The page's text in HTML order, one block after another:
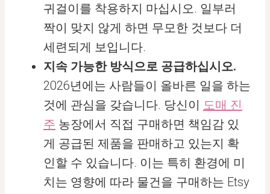
귀걸이를 착용하지 마십시오. 일부러
짝이 맞지 않게 하면 무모한 것보다 더
세련되게 보입니다.
지속 가능한 방식으로 공급하십시오.
2026년에는 사람들이 올바른 일을 하는
것에 관심을 갖습니다. 당신이 도매 진
주 농장에서 직접 구매하면 책임감 있
게 공급된 제품을 판매하고 있는지 확
인할 수 있습니다. 이는 특히 환경에 미
치는 영향에 따라 물건을 구매하는 Etsy